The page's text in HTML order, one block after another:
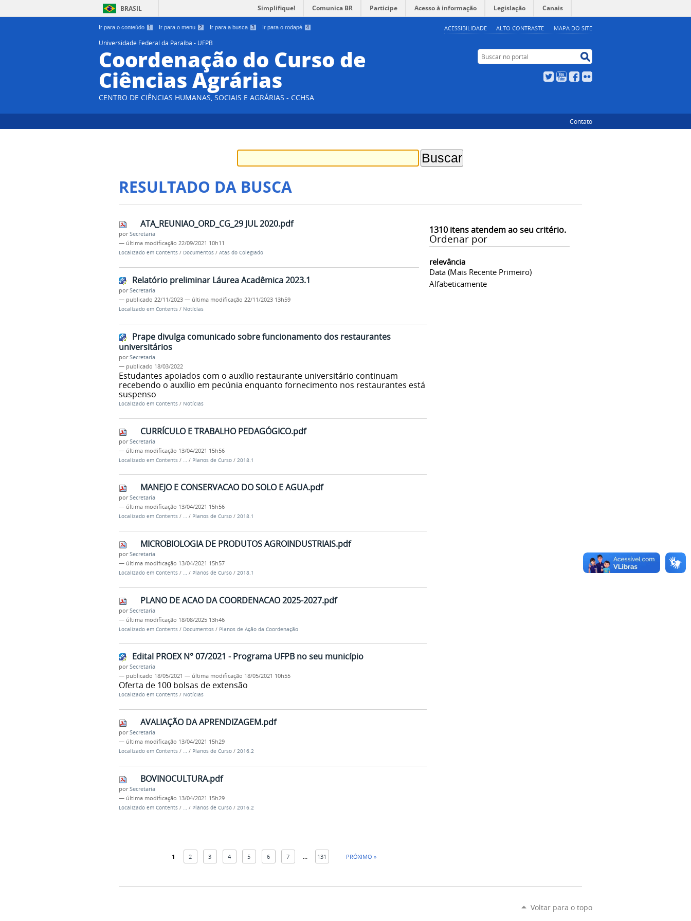
Ir para o conteúdo 1 Ir para o menu 2 Ir para a busca 3 Ir para o rodapé 4 ACESSIBILIDADE ALTO CONTRASTE MAPA DO SITE
BRASIL Simplifique! Comunica BR Participe Acesso à informação Legislação Canais
Universidade Federal da Paraíba - UFPB
Coordenação do Curso de
Ciências Agrárias
CENTRO DE CIÊNCIAS HUMANAS, SOCIAIS E AGRÁRIAS - CCHSA
Buscar no portal
TwitterYouTubeFacebook
Contato
RESULTADO DA BUSCA
1310itens atendem ao seu critério.
Ordenar por
relevância
Data (mais Recente Primeiro)
Alfabeticamente
ATA_REUNIAO_ORD_CG_29 JUL 2020.pdf
porSecretaria
— última modificação 22/09/2021 10h11
Localizado em Contents / Documentos / Atas do Colegiado
Relatório preliminar Láurea Acadêmica 2023.1
porSecretaria
— publicado 22/11/2023 — última modificação 22/11/2023 13h59
Localizado em Contents / Notícias
Prape divulga comunicado sobre funcionamento dos restaurantes
universitários
porSecretaria
— publicado 18/03/2022
Estudantes apoiados com o auxílio restaurante universitário continuam
recebendo o auxílio em pecúnia enquanto fornecimento nos restaurantes está
suspenso
Localizado em Contents / Notícias
CURRÍCULO E TRABALHO PEDAGÓGICO.pdf
porSecretaria
— última modificação 13/04/2021 15h56
Localizado em Contents / / Planos de Curso / 2018.1
MANEJO E CONSERVACAO DO SOLO E AGUA.pdf
porSecretaria
— última modificação 13/04/2021 15h56
Localizado em Contents / … / Planos de Curso / 2018.1
MICROBIOLOGIA DE PRODUTOS AGROINDUSTRIAIS.pdf
porSecretaria
— última modificação 13/04/2021 15h57
Localizado em Contents / … / Planos de Curso / 2018.1
PLANO DE ACAO DA COORDENACAO 2025-2027.pdf
porSecretaria
— última modificação 18/08/2025 13h46
Localizado em Contents / Documentos / Planos de Ação da Coordenação
Edital PROEX N° 07/2021 - Programa UFPB no seu município
porSecretaria
— publicado 18/05/2021 — última modificação 18/05/2021 10h55
Oferta de 100 bolsas de extensão
Localizado em Contents / Notícias
AVALIAÇÃO DA APRENDIZAGEM.pdf
porSecretaria
— última modificação 13/04/2021 15h29
Localizado em Contents / … / Planos de Curso / 2016.2
BOVINOCULTURA.pdf
porSecretaria
— última modificação 13/04/2021 15h29
Localizado em Contents / … / Planos de Curso / 2016.2
1 2 3 4 5 6 7 131 PRÓXIMO »
Voltar para o topo